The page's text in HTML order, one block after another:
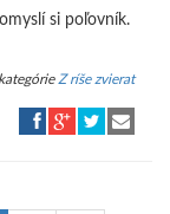
si poľovník.
Z ríše zvierat